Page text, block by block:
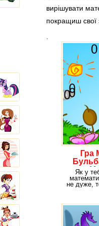
вирішувати
покращиш свої
Гра
Як у
не дуже,